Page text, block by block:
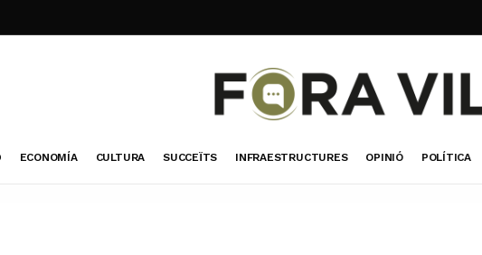
ECONOMÍA CULTURA SUCCEÏTS INFRAESTRUCTURES OPINIÓ POLÍTICA